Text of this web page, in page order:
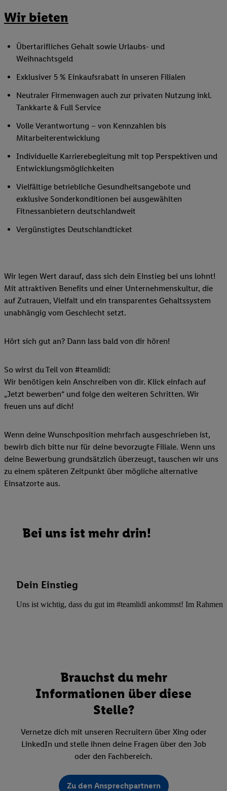
Wir bieten
Übertarifliches Gehalt sowie Urlaubs- und
Weihnachtsgeld
Exklusiver 5 % Einkaufsrabatt in unseren Filialen
Neutraler Firmenwagen auch zur privaten Nutzung inkl.
Tankkarte & Full Service
Volle Verantwortung – von Kennzahlen bis
Mitarbeiterentwicklung
Individuelle Karrierebegleitung mit top Perspektiven und
Entwicklungsmöglichkeiten
Vielfältige betriebliche Gesundheitsangebote und
exklusive Sonderkonditionen bei ausgewählten
Fitnessanbietern deutschlandweit
Vergünstigtes Deutschlandticket
Wir legen Wert darauf, dass sich dein Einstieg bei uns lohnt!
Mit attraktiven Benefits und einer Unternehmenskultur, die
auf Zutrauen, Vielfalt und ein transparentes Gehaltssystem
unabhängig vom Geschlecht setzt.
Hört sich gut an? Dann lass bald von dir hören!
So wirst du Teil von #teamlidl:
Wir benötigen kein Anschreiben von dir. Klick einfach auf
„Jetzt bewerben“ und folge den weiteren Schritten. Wir
freuen uns auf dich!
Wenn deine Wunschposition mehrfach ausgeschrieben ist,
bewirb dich bitte nur für deine bevorzugte Filiale. Wenn uns
deine Bewerbung grundsätzlich überzeugt, tauschen wir uns
zu einem späteren Zeitpunkt über mögliche alternative
Einsatzorte aus.
Bei uns ist mehr drin!
Dein Einstieg
Uns ist wichtig, dass du gut im #teamlidl ankommst! Im Rahmen
Brauchst du mehr
Informationen über diese
Stelle?
Vernetze dich mit unseren Recruitern über Xing oder
LinkedIn und stelle ihnen deine Fragen über den Job
oder den Fachbereich.
Zu den Ansprechpartnern